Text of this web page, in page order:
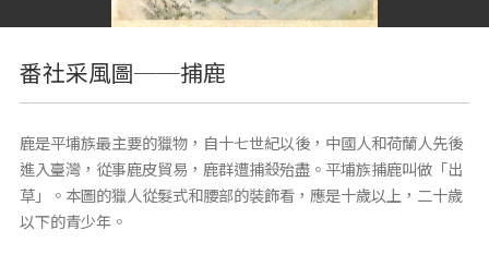
番社采風圖──捕鹿
鹿是平埔族最主要的獵物，自十七世紀以後，中國人和荷蘭人先後
進入臺灣，從事鹿皮貿易，鹿群遭捕殺殆盡。平埔族捕鹿叫做「出
草」。本圖的獵人從髮式和腰部的裝飾看，應是十歲以上，二十歲
以下的青少年。